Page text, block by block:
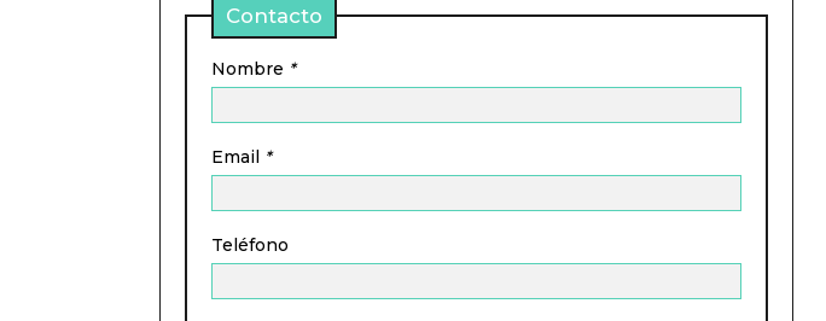
Contacto
Nombre *
Email *
Teléfono